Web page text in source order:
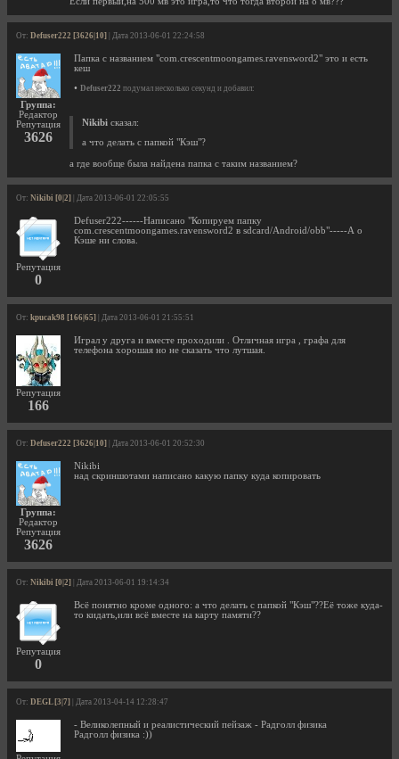
От: Defuser222 [3626|10] | Дата 2013-06-01 22:24:58
Группа:
Редактор
Репутация
3626
Папка с названием "com.crescentmoongames.ravensword2" это и есть
кеш
• Defuser222 подумал несколько секунд и добавил:
Nikibi сказал:
а что делать с папкой "Кэш"?
а где вообще была найдена папка с таким названием?
От: Nikibi [0|2] | Дата 2013-06-01 22:05:55
Репутация
0
Defuser222------Написано "Копируем папку
com.crescentmoongames.ravensword2 в sdcard/Android/obb"-----А о
Кэше ни слова.
От: kpucak98 [166|65] | Дата 2013-06-01 21:55:51
Репутация
166
Играл у друга и вместе проходили . Отличная игра , графа для
телефона хорошая но не сказать что лутшая.
От: Defuser222 [3626|10] | Дата 2013-06-01 20:52:30
Группа:
Редактор
Репутация
3626
Nikibi
над скриншотами написано какую папку куда копировать
От: Nikibi [0|2] | Дата 2013-06-01 19:14:34
Репутация
0
Всё понятно кроме одного: а что делать с папкой "Кэш"??Её тоже куда-
то кидать,или всё вместе на карту памяти??
От: DEGL [3|7] | Дата 2013-04-14 12:28:47
- Великолепный и реалистический пейзаж - Радголл физика
Радголл физика :))